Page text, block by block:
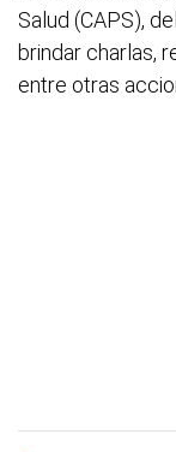
Salud (CAPS),
brindar charlas,
entre otras